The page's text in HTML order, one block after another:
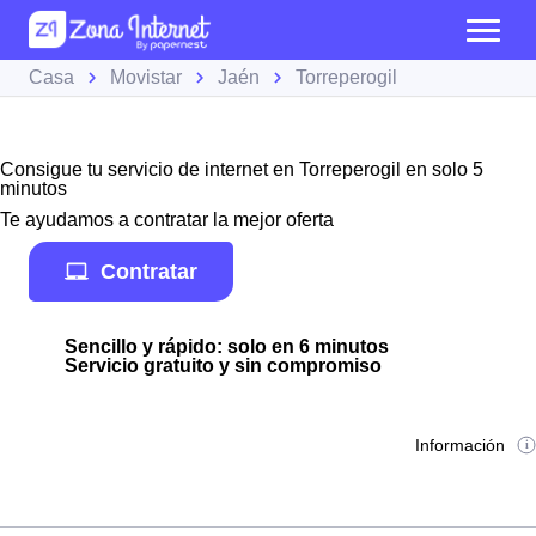
Casa Movistar Jaén Torreperogil
Consigue tu servicio de internet en Torreperogil en solo 5
minutos
Te ayudamos a contratar la mejor oferta
Contratar
Sencillo y rápido: solo en 6 minutos
Servicio gratuito y sin compromiso
Información